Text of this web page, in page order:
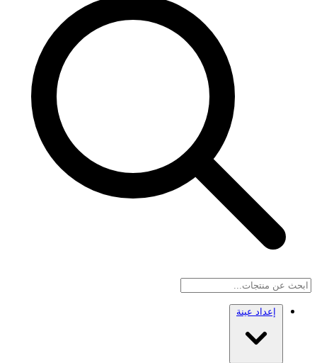
إعداد عينة